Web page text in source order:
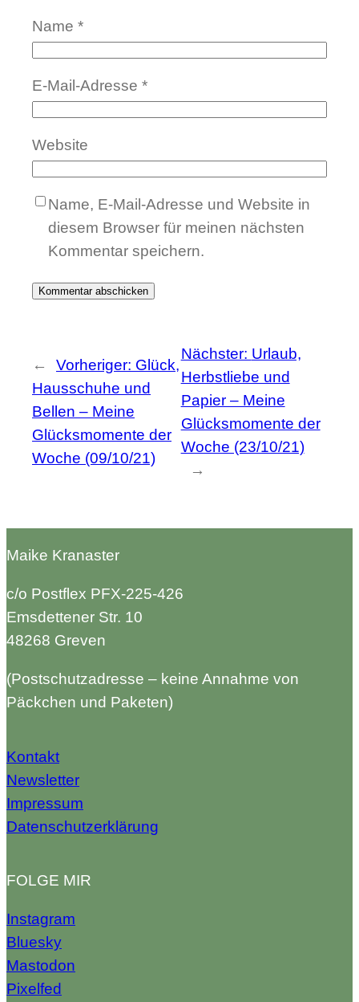
Name *
E-Mail-Adresse *
Website
Name, E-Mail-Adresse und Website in
diesem Browser für meinen nächsten
Kommentar speichern.
← Vorheriger: Glück,
Hausschuhe und
Bellen – Meine
Glücksmomente der
Woche (09/10/21)
Nächster: Urlaub,
Herbstliebe und
Papier – Meine
Glücksmomente der
Woche (23/10/21)
→
Maike Kranaster
c/o Postflex PFX-225-426
Emsdettener Str. 10
48268 Greven
(Postschutzadresse – keine Annahme von
Päckchen und Paketen)
Kontakt
Newsletter
Impressum
Datenschutzerklärung
FOLGE MIR
Instagram
Bluesky
Mastodon
Pixelfed